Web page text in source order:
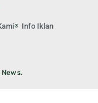
Info Iklan